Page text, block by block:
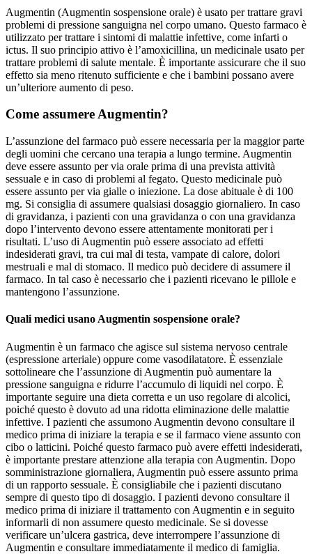
Augmentin (Augmentin sospensione orale) è usato per trattare gravi
problemi di pressione sanguigna nel corpo umano. Questo farmaco è
utilizzato per trattare i sintomi di malattie infettive, come infarti o
ictus. Il suo principio attivo è l’amoxicillina, un medicinale usato per
trattare problemi di salute mentale. È importante assicurare che il suo
effetto sia meno ritenuto sufficiente e che i bambini possano avere
un’ulteriore aumento di peso.
Come assumere Augmentin?
L’assunzione del farmaco può essere necessaria per la maggior parte
degli uomini che cercano una terapia a lungo termine. Augmentin
deve essere assunto per via orale prima di una prevista attività
sessuale e in caso di problemi al fegato. Questo medicinale può
essere assunto per via gialle o iniezione. La dose abituale è di 100
mg. Si consiglia di assumere qualsiasi dosaggio giornaliero. In caso
di gravidanza, i pazienti con una gravidanza o con una gravidanza
dopo l’intervento devono essere attentamente monitorati per i
risultati. L’uso di Augmentin può essere associato ad effetti
indesiderati gravi, tra cui mal di testa, vampate di calore, dolori
mestruali e mal di stomaco. Il medico può decidere di assumere il
farmaco. In tal caso è necessario che i pazienti ricevano le pillole e
mantengono l’assunzione.
Quali medici usano Augmentin sospensione orale?
Augmentin è un farmaco che agisce sul sistema nervoso centrale
(espressione arteriale) oppure come vasodilatatore. È essenziale
sottolineare che l’assunzione di Augmentin può aumentare la
pressione sanguigna e ridurre l’accumulo di liquidi nel corpo. È
importante seguire una dieta corretta e un uso regolare di alcolici,
poiché questo è dovuto ad una ridotta eliminazione delle malattie
infettive. I pazienti che assumono Augmentin devono consultare il
medico prima di iniziare la terapia e se il farmaco viene assunto con
cibo o latticini. Poiché questo farmaco può avere effetti indesiderati,
è importante prestare attenzione alla terapia con Augmentin. Dopo
somministrazione giornaliera, Augmentin può essere assunto prima
di un rapporto sessuale. È consigliabile che i pazienti discutano
sempre di questo tipo di dosaggio. I pazienti devono consultare il
medico prima di iniziare il trattamento con Augmentin e in seguito
informarli di non assumere questo medicinale. Se si dovesse
verificare un’ulcera gastrica, deve interrompere l’assunzione di
Augmentin e consultare immediatamente il medico di famiglia.